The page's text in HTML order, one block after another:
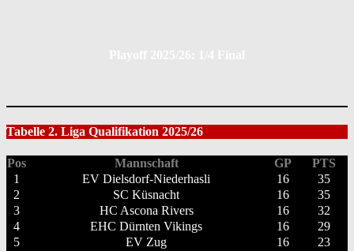
Tabelle 2. Liga Qualifikation 2025/26
Pos Mannschaft GP
PTS
1
EV Dielsdorf-Niederhasli 16
35
2
SC Küsnacht 16
35
3
HC Ascona Rivers 16
32
4
EHC Dürnten Vikings 16
29
5
EV Zug 16
23